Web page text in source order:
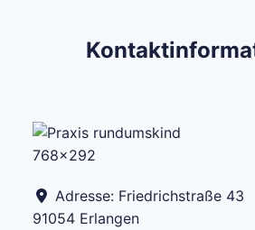
Adresse: Friedrichstraße 43
91054 Erlangen